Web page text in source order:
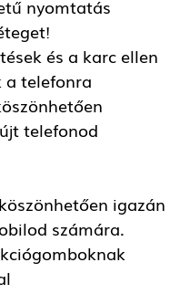
nyomtatás
és a karc ellen
a telefonra
telefonod
igazán
számára.